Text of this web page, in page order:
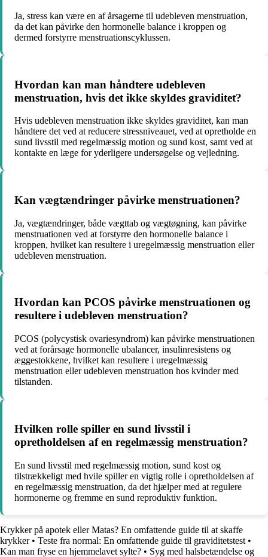
Ja, stress kan være en af årsagerne til udebleven menstruation,
da det kan påvirke den hormonelle balance i kroppen og
dermed forstyrre menstruationscyklussen.
Hvordan kan man håndtere udebleven
menstruation, hvis det ikke skyldes graviditet?
Hvis udebleven menstruation ikke skyldes graviditet, kan man
håndtere det ved at reducere stressniveauet, ved at opretholde en
sund livsstil med regelmæssig motion og sund kost, samt ved at
kontakte en læge for yderligere undersøgelse og vejledning.
Kan vægtændringer påvirke menstruationen?
Ja, vægtændringer, både vægttab og vægtøgning, kan påvirke
menstruationen ved at forstyrre den hormonelle balance i
kroppen, hvilket kan resultere i uregelmæssig menstruation eller
udebleven menstruation.
Hvordan kan PCOS påvirke menstruationen og
resultere i udebleven menstruation?
PCOS (polycystisk ovariesyndrom) kan påvirke menstruationen
ved at forårsage hormonelle ubalancer, insulinresistens og
æggestokkene, hvilket kan resultere i uregelmæssig
menstruation eller udebleven menstruation hos kvinder med
tilstanden.
Hvilken rolle spiller en sund livsstil i
opretholdelsen af en regelmæssig menstruation?
En sund livsstil med regelmæssig motion, sund kost og
tilstrækkeligt med hvile spiller en vigtig rolle i opretholdelsen af
en regelmæssig menstruation, da det hjælper med at regulere
hormonerne og fremme en sund reproduktiv funktion.
Krykker på apotek eller Matas? En omfattende guide til at skaffe
krykker• Teste fra normal: En omfattende guide til graviditetstest •
Kan man fryse en hjemmelavet sylte? • Syg med halsbetændelse og